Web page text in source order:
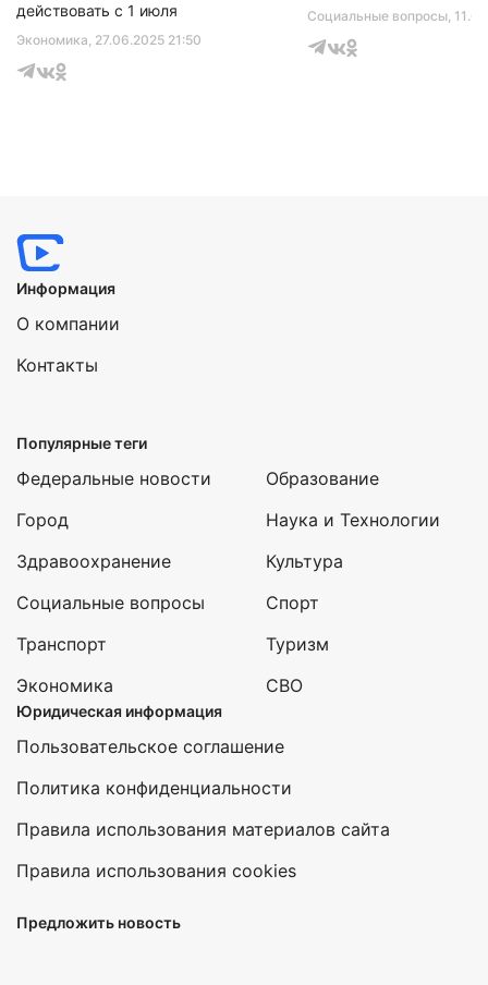
Экономика, 27.06.2025 21:50
действовать с 1 июля
Социальные вопросы,
Информация
О компании
Контакты
Популярные теги
Федеральные новости
Город
Здравоохранение
Социальные вопросы
Транспорт
Экономика
Образование
Наука и Технологии
Культура
Спорт
Туризм
СВО
Юридическая информация
Пользовательское соглашение
Политика конфиденциальности
Правила использования материалов сайта
Правила использования cookies
Предложить новость